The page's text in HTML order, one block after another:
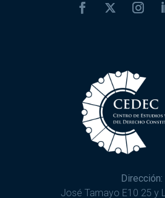
Dirección:
José Tamayo E10 25 y